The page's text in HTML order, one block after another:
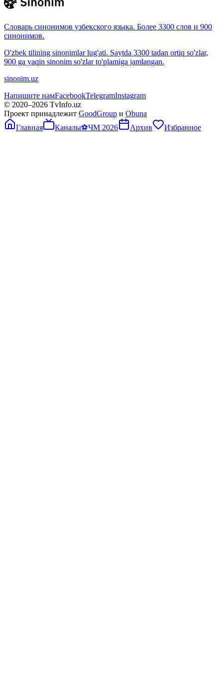
Словарь синонимов узбекского языка. Более 3300 слов и 900
синонимов.
O'zbek tilining sinonimlar lug'ati. Saytda 3300 tadan ortiq so'zlar,
900 ga yaqin sinonim so'zlar to'plamiga jamlangan.
sinonim.uz
Напишите намFacebookTelegramInstagram
© 2020–2026 TvInfo.uz
Проект принадлежит GoodGroup и Obuna
Главная
Каналы⚽ЧМ 2026 Архив Избранное